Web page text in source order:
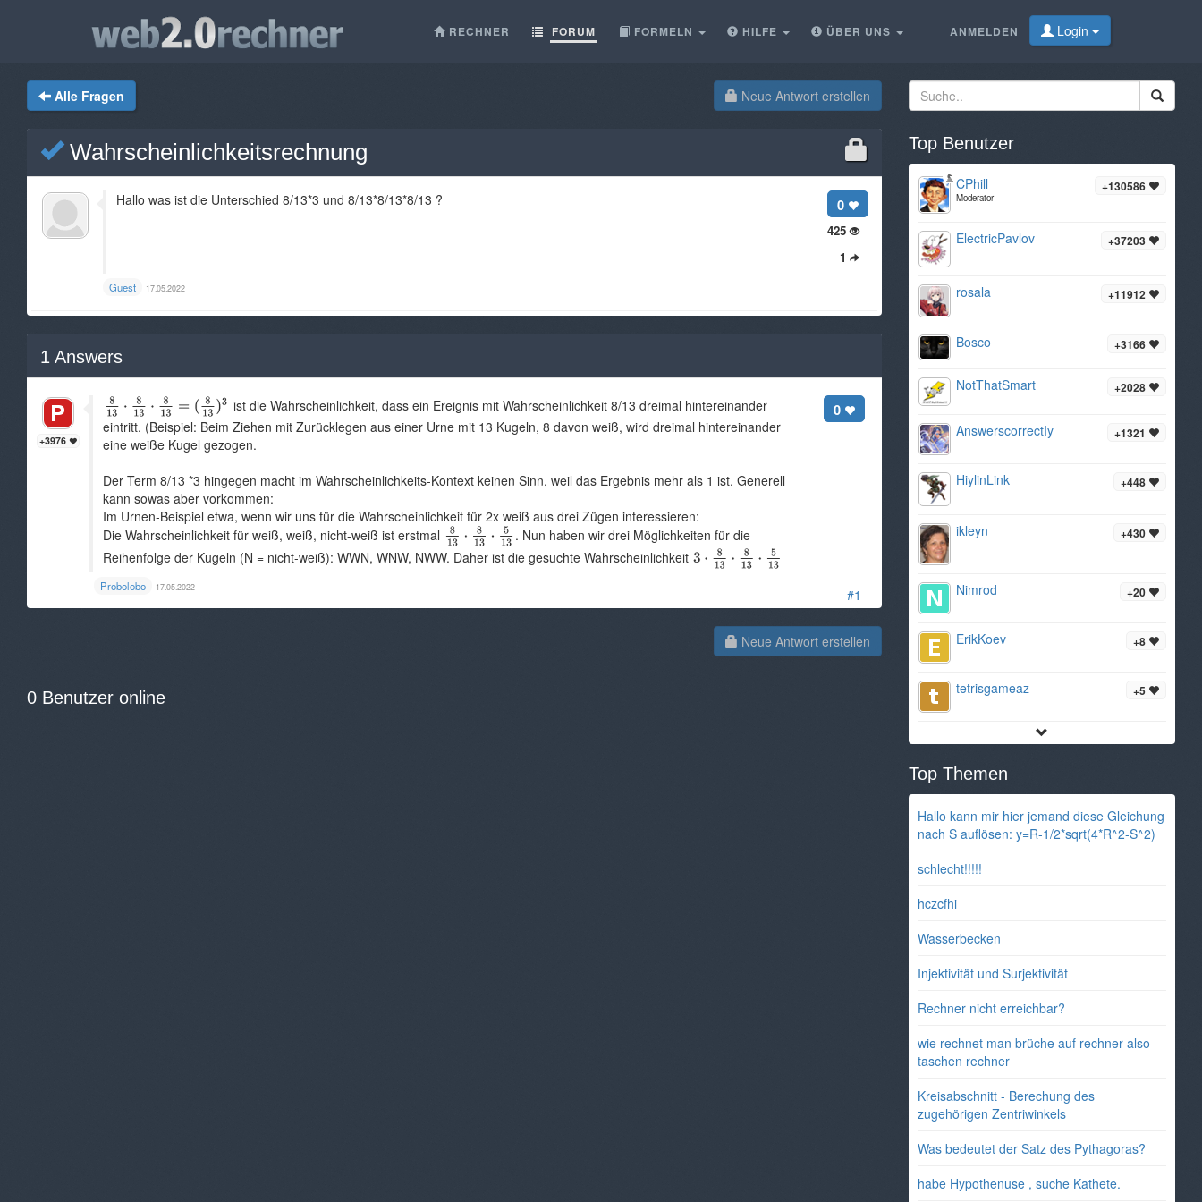
ANMELDEN Login
RECHNER FORUM FORMELN HILFE ÜBER UNS
Neue Antwort erstellen
Alle Fragen
Wahrscheinlichkeitsrechnung
0
425
1
Hallo was ist die Unterschied 8/13*3 und 8/13*8/13*8/13 ?
Guest 17.05.2022
1 Answers
#1
+3976
0
ist die Wahrscheinlichkeit, dass ein Ereignis mit Wahrscheinlichkeit 8/13 dreimal hintereinander
eintritt. (Beispiel: Beim Ziehen mit Zurücklegen aus einer Urne mit 13 Kugeln, 8 davon weiß, wird dreimal hintereinander
eine weiße Kugel gezogen.
Der Term 8/13 *3 hingegen macht im Wahrscheinlichkeits-Kontext keinen Sinn, weil das Ergebnis mehr als 1 ist. Generell
kann sowas aber vorkommen:
Im Urnen-Beispiel etwa, wenn wir uns für die Wahrscheinlichkeit für 2x weiß aus drei Zügen interessieren:
Die Wahrscheinlichkeit für weiß, weiß, nicht-weiß ist erstmal
. Nun haben wir drei Möglichkeiten für die
Reihenfolge der Kugeln (N = nicht-weiß): WWN, WNW, NWW. Daher ist die gesuchte Wahrscheinlichkeit
Probolobo 17.05.2022
Neue Antwort erstellen
0 Benutzer online
Top Benutzer
+130586
CPhill
Moderator
+37203
ElectricPavlov
+11912
rosala
+3166
Bosco
+2028
NotThatSmart
+1321
AnswerscorrectIy
+448
HiylinLink
+430
ikleyn
+20
Nimrod
+8
ErikKoev
+5
tetrisgameaz
Top Themen
Hallo kann mir hier jemand diese Gleichung
nach S auflösen: y=R-1/2*sqrt(4*R^2-S^2)
schlecht!!!!!
hczcfhi
Wasserbecken
Injektivität und Surjektivität
Rechner nicht erreichbar?
wie rechnet man brüche auf rechner also
taschen rechner
Kreisabschnitt - Berechung des
zugehörigen Zentriwinkels
Was bedeutet der Satz des Pythagoras?
habe Hypothenuse , suche Kathete.